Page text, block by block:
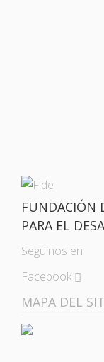
FUNDACIÓN
PARA EL
Seguinos en
Facebook
MAPA DEL